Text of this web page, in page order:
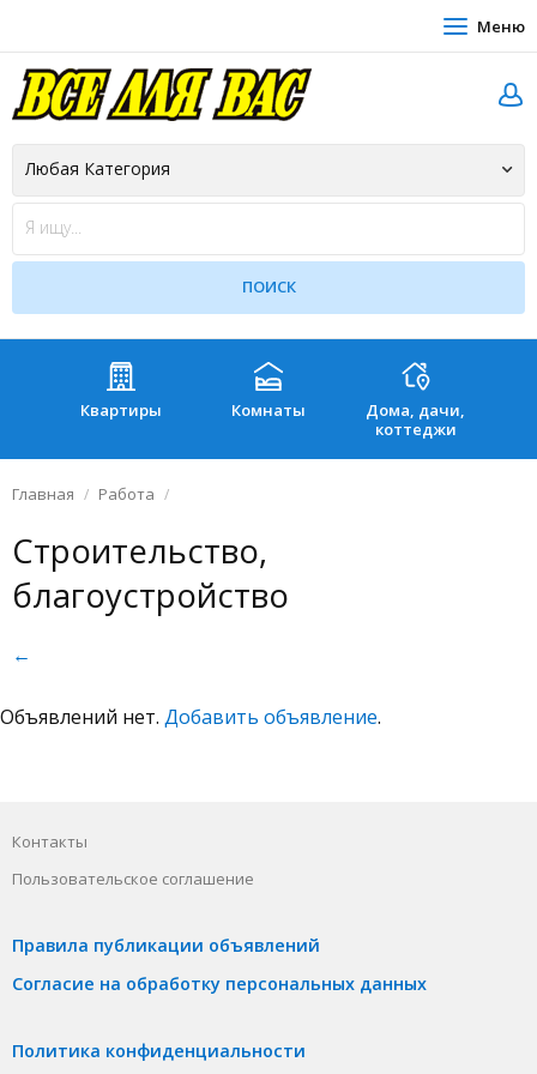
Меню
Квартиры Комнаты
Дома, дачи,
коттеджи
Главная Работа
Строительство,
благоустройство
←
Объявлений нет. Добавить объявление.
Контакты
Пользовательское соглашение
Правила публикации объявлений
Согласие на обработку персональных данных
Политика конфиденциальности